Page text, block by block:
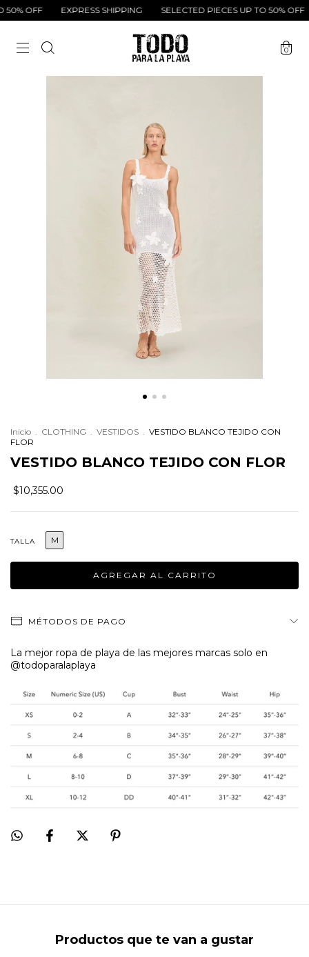
OFF EXPRESS SHIPPING SELECTED PIECES UP TO 50% OFF
0
Inicio . CLOTHING . VESTIDOS . VESTIDO BLANCO TEJIDO CON
FLOR
VESTIDO BLANCO TEJIDO CON FLOR
$10,355.00
TALLA M
MÉTODOS DE PAGO
La mejor ropa de playa de las mejores marcas solo en
@todoparalaplaya
Productos que te van a gustar